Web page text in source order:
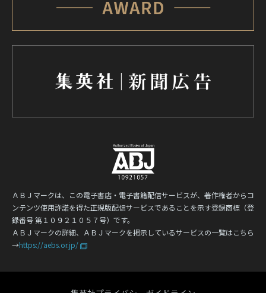
ＡＢＪマークは、この電子書店・電子書籍配信サービスが、著作権者からコ
ンテンツ使用許諾を得た正規版配信サービスであることを示す登録商標（登
録番号 第１０９２１０５７号）です。
ＡＢＪマークの詳細、ＡＢＪマークを掲示しているサービスの一覧はこちら
→https://aebs.or.jp/